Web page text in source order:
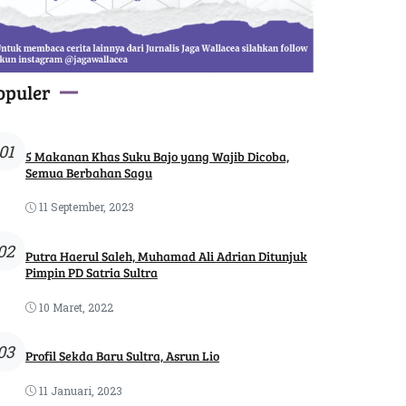
5 Makanan Khas Suku Bajo yang Wajib Dicoba,
Semua Berbahan Sagu
11 September, 2023
Putra Haerul Saleh, Muhamad Ali Adrian Ditunjuk
Pimpin PD Satria Sultra
10 Maret, 2022
Profil Sekda Baru Sultra, Asrun Lio
11 Januari, 2023